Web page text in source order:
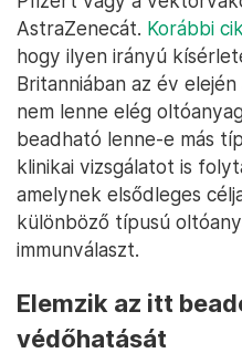
AstraZenecát. Korábbi
hogy ilyen irányú
Britanniában az év
nem lenne elég
beadható lenne-e más
klinikai vizsgálatot is
amelynek elsődleges
különböző típusú
immunválaszt.
Elemzik az itt
védőhatását